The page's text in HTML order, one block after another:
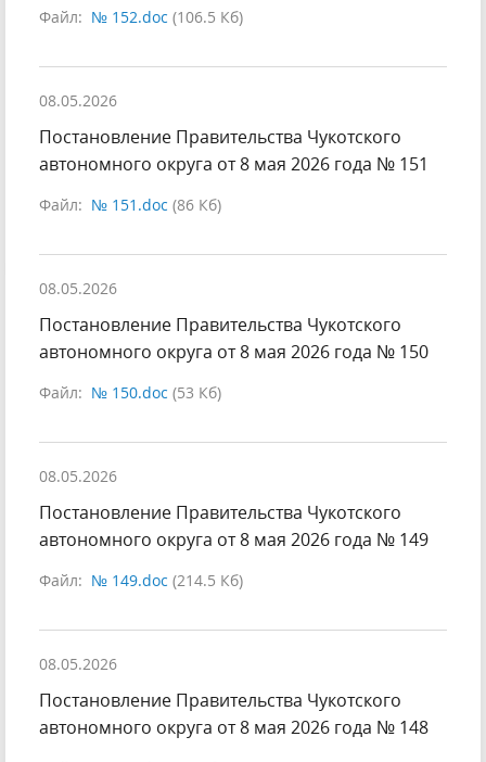
Файл: № 152.doc (106.5 Кб)
08.05.2026
Постановление Правительства Чукотского
автономного округа от 8 мая 2026 года № 151
Файл: № 151.doc (86 Кб)
08.05.2026
Постановление Правительства Чукотского
автономного округа от 8 мая 2026 года № 150
Файл: № 150.doc (53 Кб)
08.05.2026
Постановление Правительства Чукотского
автономного округа от 8 мая 2026 года № 149
Файл: № 149.doc (214.5 Кб)
08.05.2026
Постановление Правительства Чукотского
автономного округа от 8 мая 2026 года № 148